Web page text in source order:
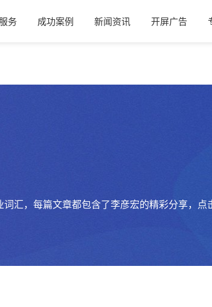
务 成功案例 新闻资讯 开屏广告
汇，每篇文章都包含了李彦宏的精彩分享，